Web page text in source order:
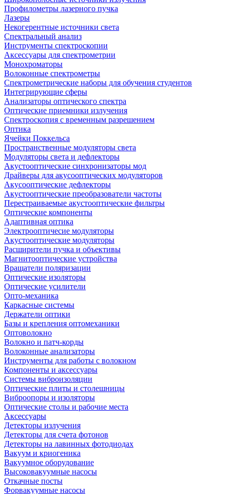
Профилометры лазерного пучка
Лазеры
Некогерентные источники света
Спектральный анализ
Инструменты спектроскопии
Аксессуары для спектрометрии
Монохроматоры
Волоконные спектрометры
Спектрометрические наборы для обучения студентов
Интегрирующие сферы
Анализаторы оптического спектра
Оптические приемники излучения
Спектроскопия с временным разрешением
Оптика
Ячейки Поккельса
Пространственные модуляторы света
Модуляторы света и дефлекторы
Акустооптические синхронизаторы мод
Драйверы для акусооптических модуляторов
Акусооптические дефлекторы
Акустооптические преобразователи частоты
Перестраиваемые акустооптические фильтры
Оптические компоненты
Адаптивная оптика
Электрооптичесие модуляторы
Акустооптические модуляторы
Расширители пучка и объективы
Магнитооптические устройства
Вращатели поляризации
Оптические изоляторы
Оптические усилители
Опто-механика
Каркасные системы
Держатели оптики
Базы и крепления оптомеханики
Оптоволокно
Волокно и патч-корды
Волоконные анализаторы
Инструменты для работы с волокном
Компоненты и аксессуары
Системы виброизоляции
Оптические плиты и столешницы
Виброопоры и изоляторы
Оптические столы и рабочие места
Аксессуары
Детекторы излучения
Детекторы для счета фотонов
Детекторы на лавинных фотодиодах
Вакуум и криогеника
Вакуумное оборудование
Высоковакуумные насосы
Откачные посты
Форвакуумные насосы